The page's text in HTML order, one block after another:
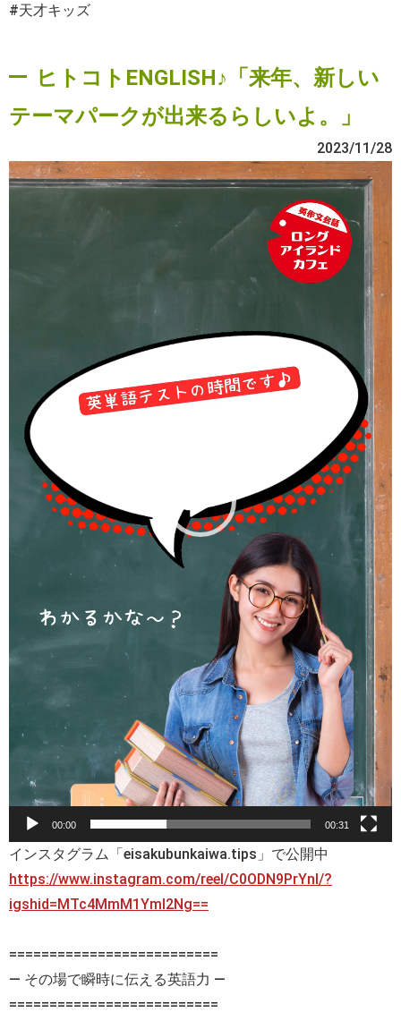
#天才キッズ
ヒトコトENGLISH♪「来年、新しい
テーマパークが出来るらしいよ。」
2023/11/28
動
00:00 00:31
インスタグラム「eisakubunkaiwa.tips」で公開中
https://www.instagram.com/reel/C0ODN9PrYnI/?
igshid=MTc4MmM1YmI2Ng==
==========================
— その場で瞬時に伝える英語力 —
==========================